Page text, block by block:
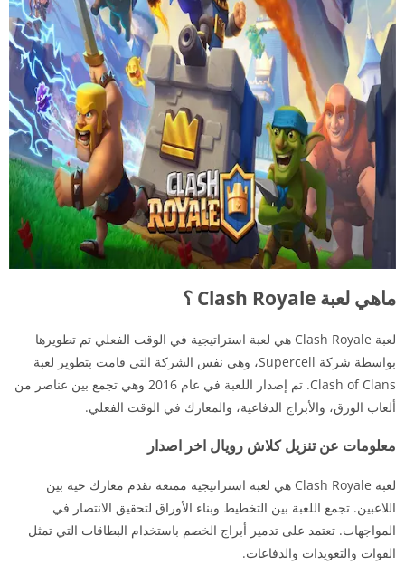
ماهي لعبة Clash Royale ؟
لعبة Clash Royale هي لعبة استراتيجية في الوقت الفعلي تم تطويرها
بواسطة شركة Supercell، وهي نفس الشركة التي قامت بتطوير لعبة
Clash of Clans. تم إصدار اللعبة في عام 2016 وهي تجمع بين عناصر من
ألعاب الورق، والأبراج الدفاعية، والمعارك في الوقت الفعلي.
معلومات عن تنزيل كلاش رويال اخر اصدار
لعبة Clash Royale هي لعبة استراتيجية ممتعة تقدم معارك حية بين
اللاعبين. تجمع اللعبة بين التخطيط وبناء الأوراق لتحقيق الانتصار في
المواجهات. تعتمد على تدمير أبراج الخصم باستخدام البطاقات التي تمثل
القوات والتعويذات والدفاعات.